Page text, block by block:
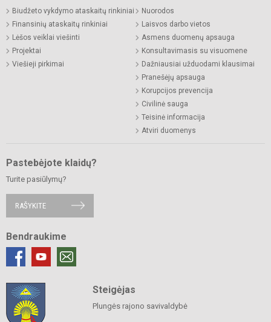
Biudžeto vykdymo ataskaitų rinkiniai
Finansinių ataskaitų rinkiniai
Lėšos veiklai viešinti
Projektai
Viešieji pirkimai
Nuorodos
Laisvos darbo vietos
Asmens duomenų apsauga
Konsultavimasis su visuomene
Dažniausiai užduodami klausimai
Pranešėjų apsauga
Korupcijos prevencija
Civilinė sauga
Teisinė informacija
Atviri duomenys
Pastebėjote klaidų?
Turite pasiūlymų?
RAŠYKITE
Bendraukime
Steigėjas
Plungės rajono savivaldybė